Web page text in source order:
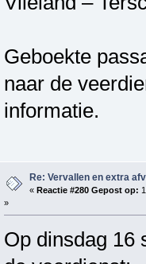
Geboekte
naar de
informatie.
Re: Vervallen en extra
« Reactie #280 Gepost op:
»
Op dinsdag 16